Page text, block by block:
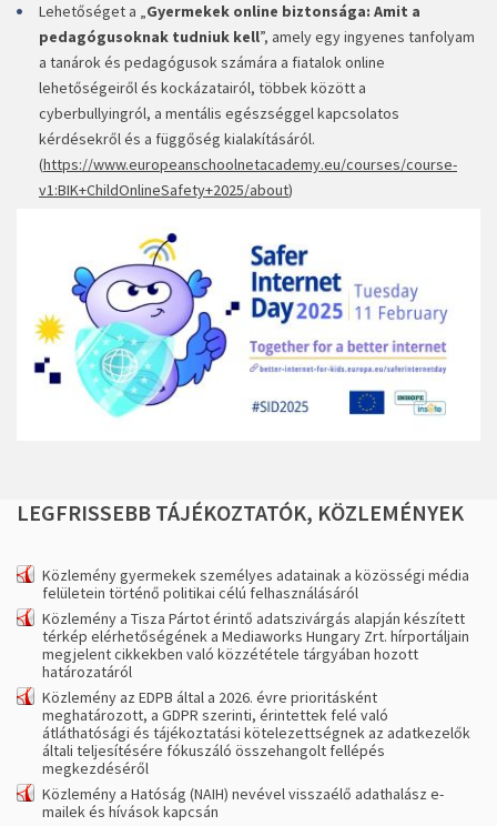
Lehetőséget a „Gyermekek online biztonsága: Amit a
pedagógusoknak tudniuk kell”, amely egy ingyenes tanfolyam
a tanárok és pedagógusok számára a fiatalok online
lehetőségeiről és kockázatairól, többek között a
cyberbullyingról, a mentális egészséggel kapcsolatos
kérdésekről és a függőség kialakításáról.
(https://www.europeanschoolnetacademy.eu/courses/course-
v1:BIK+ChildOnlineSafety+2025/about)
LEGFRISSEBB TÁJÉKOZTATÓK, KÖZLEMÉNYEK
Közlemény gyermekek személyes adatainak a közösségi média
felületein történő politikai célú felhasználásáról
Közlemény a Tisza Pártot érintő adatszivárgás alapján készített
térkép elérhetőségének a Mediaworks Hungary Zrt. hírportáljain
megjelent cikkekben való közzététele tárgyában hozott
határozatáról
Közlemény az EDPB által a 2026. évre prioritásként
meghatározott, a GDPR szerinti, érintettek felé való
átláthatósági és tájékoztatási kötelezettségnek az adatkezelők
általi teljesítésére fókuszáló összehangolt fellépés
megkezdéséről
Közlemény a Hatóság (NAIH) nevével visszaélő adathalász e-
mailek és hívások kapcsán